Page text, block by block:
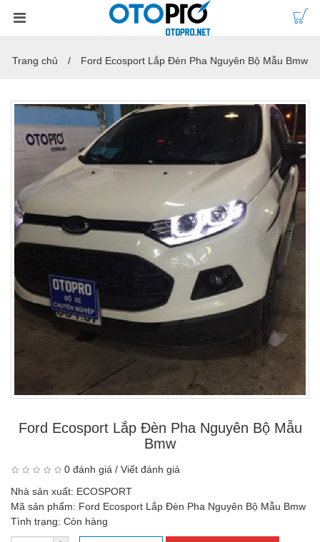
Trang chủ Ford Ecosport Lắp Đèn Pha Nguyên Bộ Mẫu Bmw
Ford Ecosport Lắp Đèn Pha Nguyên Bộ Mẫu
Bmw
0 đánh giá / Viết đánh giá
Nhà sản xuất: ECOSPORT
Mã sản phẩm: Ford Ecosport Lắp Đèn Pha Nguyên Bộ Mẫu Bmw
Tình trạng: Còn hàng